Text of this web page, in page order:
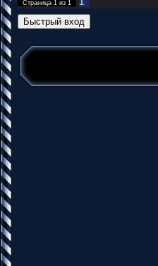
Страница 1 из 1